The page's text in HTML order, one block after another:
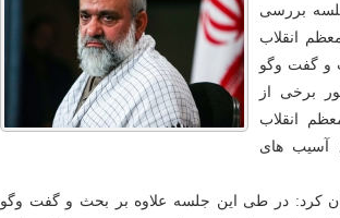
بررسی
انقلاب
و گفت وگو
برخی از
انقلاب
آسیب های
کرد: در طی این جلسه علاوه بر بحث و گفت وگو